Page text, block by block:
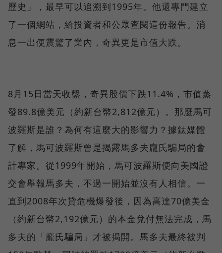
歷史」，最早可以追溯到1995年。他還專門建立
了一個網站，給投資者和公眾查閱這份報告。消
息一出便震驚了業內，奇異更是市值大跌。
8月15日當天收盤，奇異股價下跌11.4%，市值蒸
發89.8億美元（約新台幣2,812億元）。那麼馬可
波羅斯是誰？為何有這麼大的影響力？據鈦媒體
了解，馬可波羅斯曾是揭露馬多夫龐氏騙局的會
計專家。從1999年開始，馬可波羅斯便向美國證
交會舉報馬多夫，不過一開始並沒有人相信。一
直到2008年次貸危機爆發後，因為高達70億美金
（約新台幣2,192億元）的本金兌付無法完成，馬
多夫的「龐氏騙局」才被揭開。馬多夫最終被判